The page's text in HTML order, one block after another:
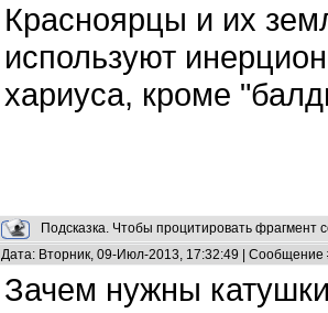
Красноярцы и их
используют
хариуса, кроме
Подсказка. Чтобы процитировать фрагмент
Дата: Вторник, 09-Июл-2013, 17:32:49 |
Зачем нужны